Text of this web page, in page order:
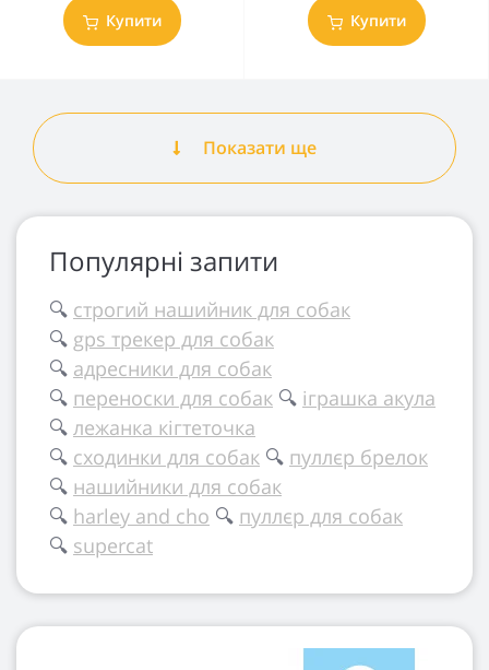
Купити Купити
Показати ще
Популярні запити
🔍 строгий нашийник для собак
🔍 gps трекер для собак
🔍 адресники для собак
🔍 переноски для собак 🔍 іграшка акула
🔍 лежанка кігтеточка
🔍 сходинки для собак 🔍 пуллєр брелок
🔍 нашийники для собак
🔍 harley and cho 🔍 пуллєр для собак
🔍 supercat